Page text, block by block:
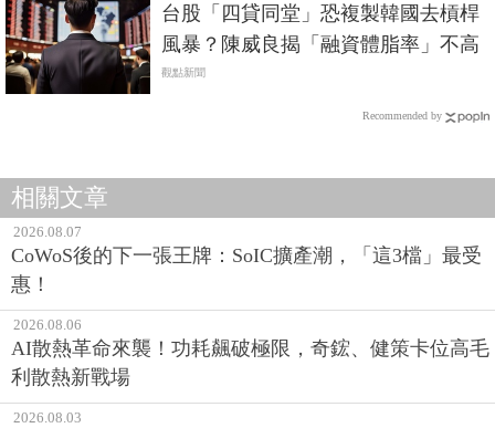
台股「四貸同堂」恐複製韓國去槓桿
風暴？陳威良揭「融資體脂率」不高
觀點新聞
Recommended by
相關文章
2026.08.07
CoWoS後的下一張王牌：SoIC擴產潮，「這3檔」最受
惠！
2026.08.06
AI散熱革命來襲！功耗飆破極限，奇鋐、健策卡位高毛
利散熱新戰場
2026.08.03